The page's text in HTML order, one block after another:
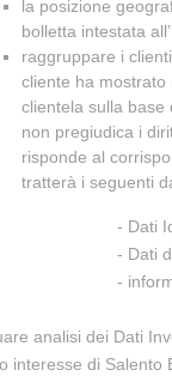
la posizione
bolletta intestata
raggruppare i
cliente ha
clientela sulla base
non pregiudica i
risponde al
tratterà i seguenti
- Dati
- Dati
-
analisi dei Dati
interesse di Salento